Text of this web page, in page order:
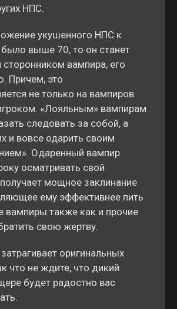
НПС.
укушенного НПС к
выше 70, то он станет
вампира, его
Причем, это
не только на вампиров
«Лояльным» вампирам
следовать за собой, а
и вовсе одарить своим
Одаренный вампир
осматривать свой
мощное заклинание
ему эффективнее пить
вампиры также как и прочие
свою жертву.
оригинальных
что не ждите, что дикий
будет радостно вас